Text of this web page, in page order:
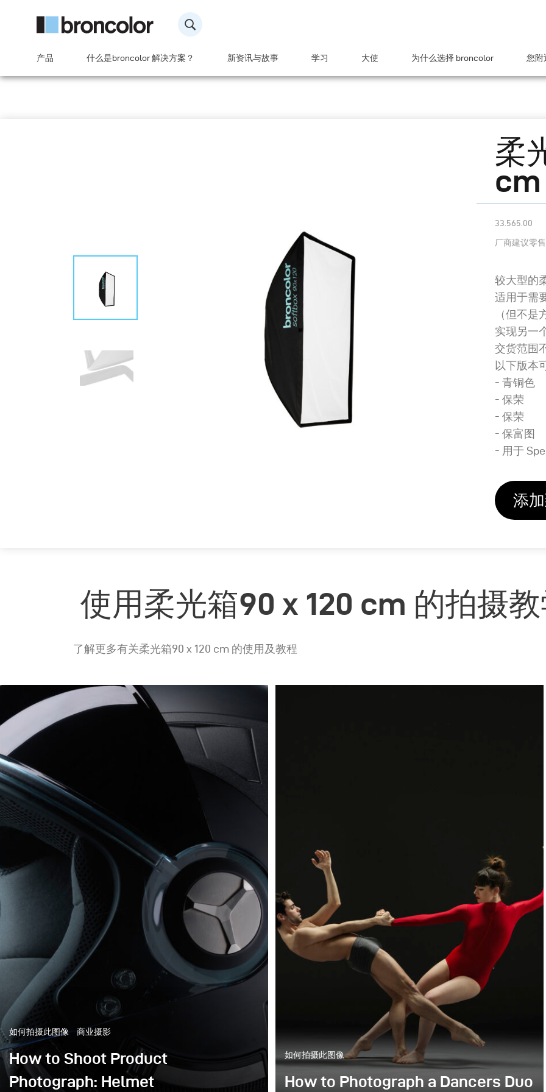
产品 什么是broncolor 解决方案？ 新资讯与故事 学习 大使 为什么选择 broncolor 您附
柔
33.565.00
厂商建议零
较大型的
适用于需
（但不
实现另一
交货范围
以下版本
- 青铜色
- 保荣
- 保荣
- 保富图
- 用于
添
使用柔光箱90 x 120 cm 的拍摄
了解更多有关柔光箱90 x 120 cm 的使用及教程
如何拍摄此图像 商业摄影
How to Shoot Product
Photograph: Helmet
如何拍摄此图像
How to Photograph a Dancers Duo